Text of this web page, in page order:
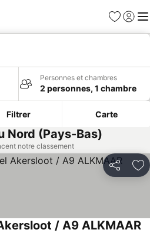
Favoris
Se
Personnes et chambres
2 personnes, 1 chambre
Filtrer Carte
Nord (Pays-Bas)
notre classement
Partager
/ A9 ALKMAAR